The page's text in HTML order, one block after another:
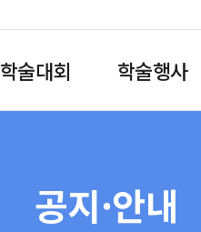
학술대회 학술행사
공지·안내